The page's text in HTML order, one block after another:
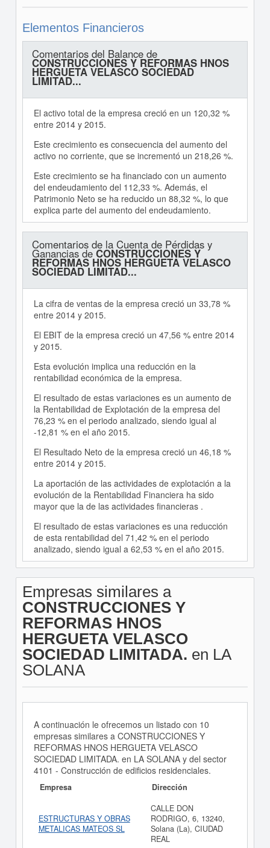
Elementos Financieros
Comentarios del Balance de
CONSTRUCCIONES Y REFORMAS HNOS
HERGUETA VELASCO SOCIEDAD
LIMITAD...
El activo total de la empresa creció en un 120,32 %
entre 2014 y 2015.
Este crecimiento es consecuencia del aumento del
activo no corriente, que se incrementó un 218,26 %.
Este crecimiento se ha financiado con un aumento
del endeudamiento del 112,33 %. Además, el
Patrimonio Neto se ha reducido un 88,32 %, lo que
explica parte del aumento del endeudamiento.
Comentarios de la Cuenta de Pérdidas y
Ganancias deCONSTRUCCIONES Y
REFORMAS HNOS HERGUETA VELASCO
SOCIEDAD LIMITAD...
La cifra de ventas de la empresa creció un 33,78 %
entre 2014 y 2015.
El EBIT de la empresa creció un 47,56 % entre 2014
y 2015.
Esta evolución implica una reducción en la
rentabilidad económica de la empresa.
El resultado de estas variaciones es un aumento de
la Rentabilidad de Explotación de la empresa del
76,23 % en el periodo analizado, siendo igual al
-12,81 % en el año 2015.
El Resultado Neto de la empresa creció un 46,18 %
entre 2014 y 2015.
La aportación de las actividades de explotación a la
evolución de la Rentabilidad Financiera ha sido
mayor que la de las actividades financieras .
El resultado de estas variaciones es una reducción
de esta rentabilidad del 71,42 % en el periodo
analizado, siendo igual a 62,53 % en el año 2015.
Empresas similares a
CONSTRUCCIONES Y
REFORMAS HNOS
HERGUETA VELASCO
SOCIEDAD LIMITADA. en LA
SOLANA
A continuación le ofrecemos un listado con 10
empresas similares a CONSTRUCCIONES Y
REFORMAS HNOS HERGUETA VELASCO
SOCIEDAD LIMITADA. en LA SOLANA y del sector
4101 - Construcción de edificios residenciales.
Empresa Dirección
ESTRUCTURAS Y OBRAS
METALICAS MATEOS SL
CALLE DON
RODRIGO, 6, 13240,
Solana (La), CIUDAD
REAL